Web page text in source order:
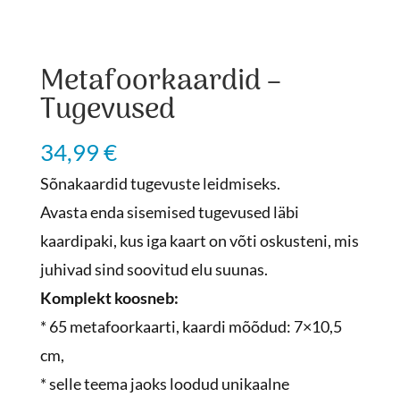
Metafoorkaardid –
Tugevused
34,99€
Sõnakaardid tugevuste leidmiseks.
Avasta enda sisemised tugevused läbi
kaardipaki, kus iga kaart on võti oskusteni, mis
juhivad sind soovitud elu suunas.
Komplekt koosneb:
* 65 metafoorkaarti, kaardi mõõdud: 7×10,5
cm,
* selle teema jaoks loodud unikaalne